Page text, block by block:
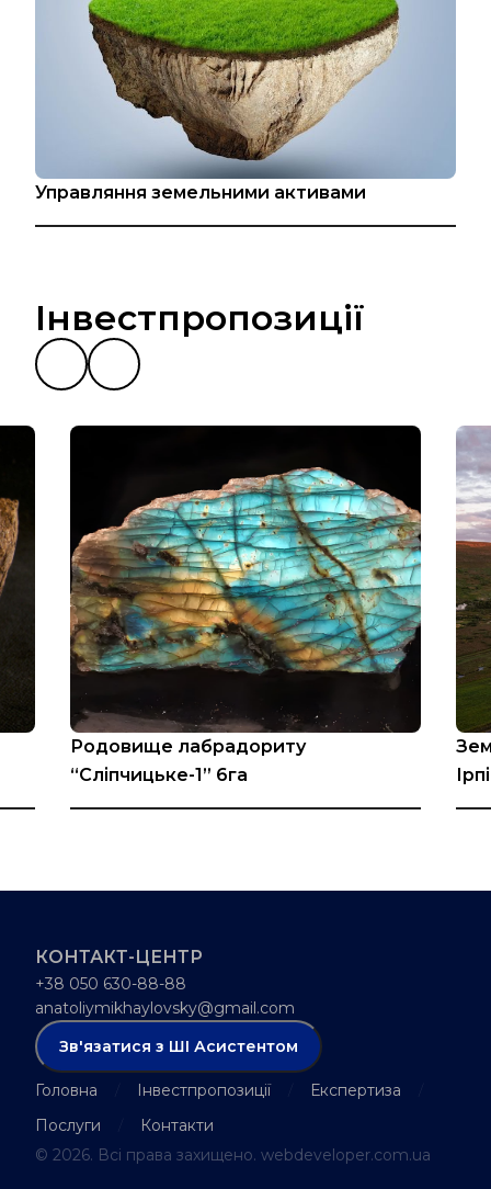
Управляння земельними активами
Інвестпропозиції
Родовище лабрадориту
“Сліпчицьке-1” 6га
КОНТАКТ-ЦЕНТР
+38 050 630-88-88
anatoliymikhaylovsky@gmail.com
Зв'язатися з ШІ Асистентом
Головна Інвестпропозиції
Експертиза
Послуги
Контакти
© 2026. Всі права захищено. webdeveloper.com.ua